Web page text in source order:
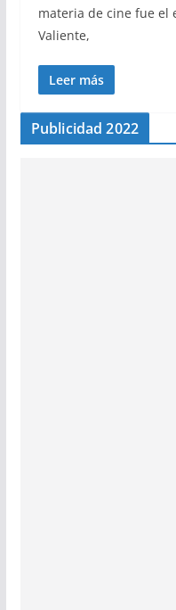
materia de cine fue el
Valiente,
Leer más
Publicidad 2022